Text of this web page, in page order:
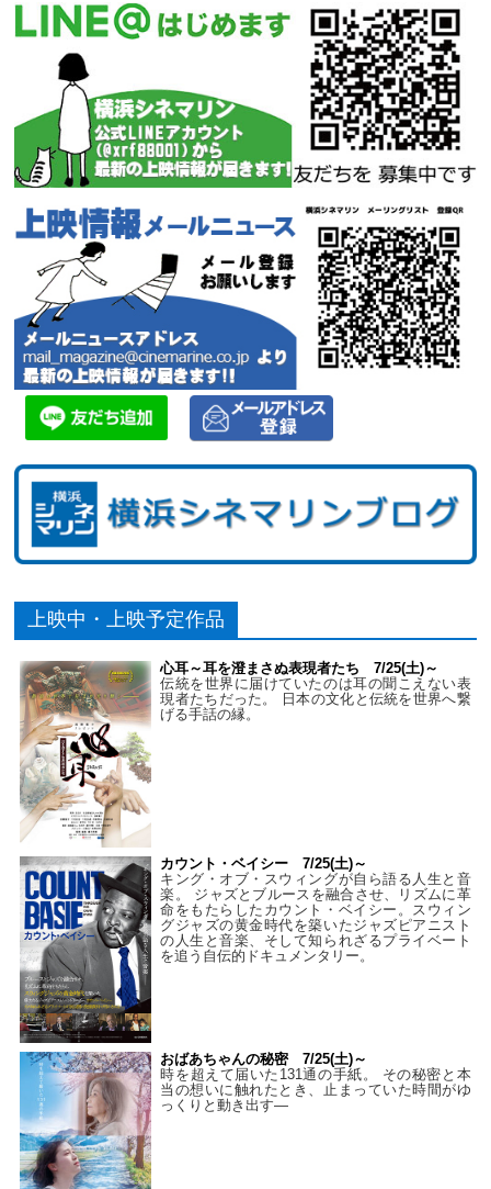
上映中・上映予定作品
心耳～耳を澄まさぬ表現者たち 7/25(土)～
伝統を世界に届けていたのは耳の聞こえない表
現者たちだった。 日本の文化と伝統を世界へ繋
げる手話の縁。
カウント・ベイシー 7/25(土)～
キング・オブ・スウィングが自ら語る人生と音
楽。 ジャズとブルースを融合させ、リズムに革
命をもたらしたカウント・ベイシー。スウィン
グジャズの黄金時代を築いたジャズピアニスト
の人生と音楽、そして知られざるプライベート
を追う自伝的ドキュメンタリー。
おばあちゃんの秘密 7/25(土)～
時を超えて届いた131通の手紙。 その秘密と本
当の想いに触れたとき、止まっていた時間がゆ
っくりと動き出す―